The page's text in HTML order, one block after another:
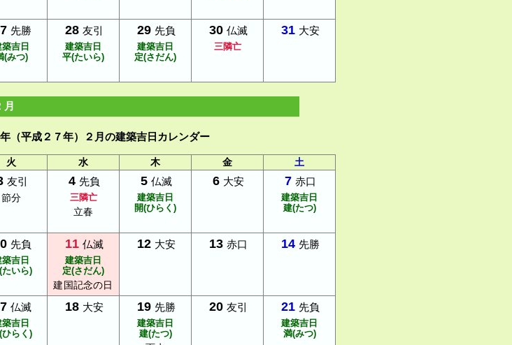
先勝
吉日
(みつ)
28 友引
建築吉日
平(たいら)
29 先負
建築吉日
定(さだん)
30 仏滅
三隣亡
31 大安
（平成２７年）２月の建築吉日カレンダー
火 水 木 金 土
友引
節分
4 先負
三隣亡
立春
5 仏滅
建築吉日
開(ひらく)
6 大安 7 赤口
建築吉日
建(たつ)
先負
吉日
たいら)
11 仏滅
建築吉日
定(さだん)
建国記念の日
12 大安 13 赤口 14 先勝
仏滅
吉日
ひらく)
18 大安 19 先勝
建築吉日
建(たつ)
20 友引 21 先負
建築吉日
満(みつ)